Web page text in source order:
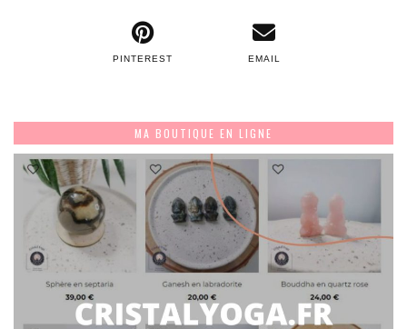
PINTEREST EMAIL
MA BOUTIQUE EN LIGNE